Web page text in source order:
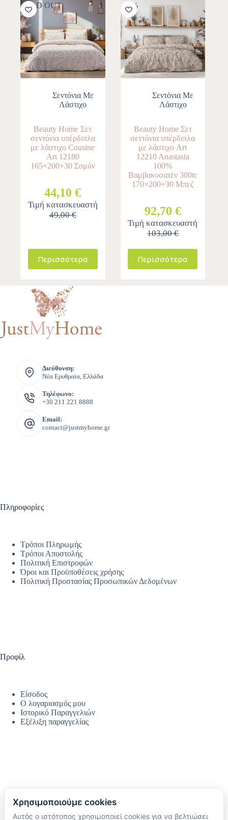
SOLD OUT
Σεντόνια Με
Λάστιχο
Beauty Home Σετ
σεντόνια υπέρδιπλα
με λάστιχο Cousine
Art 12180
165×200+30 Σομόν
44,10 €
Τιμή κατασκευαστή
49,00 €
Περισσότερα
-10%
Σεντόνια Με
Λάστιχο
Beauty Home Σετ
σεντόνια υπέρδιπλα
με λάστιχο Art
12210 Anastasia
100%
Βαμβακοσατέν 300tc
170×200+30 Μπεζ
92,70 €
Τιμή κατασκευαστή
103,00 €
Περισσότερα
Διεύθυνση:
Νέα Ερυθραία, Ελλάδα
Τηλέφωνο:
+30 211 221 8888
Email:
contact@justmyhome.gr
Πληροφορίες
Τρόποι Πληρωμής
Τρόποι Αποστολής
Πολιτική Επιστροφών
Όροι και Προϋποθέσεις χρήσης
Πολιτική Προστασίας Προσωπικών Δεδομένων
Προφίλ
Είσοδος
Ο λογαριασμός μου
Ιστορικό Παραγγελιών
Εξέλιξη παραγγελίας
Χρησιμοποιούμε cookies
Αυτός ο ιστότοπος χρησιμοποιεί cookies για να βελτιώσει